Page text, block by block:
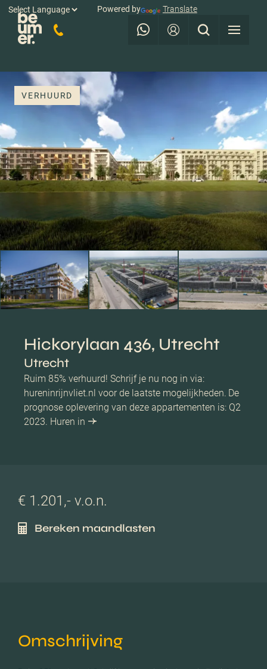
Powered by Translate
VERHUURD
Hickorylaan 436, Utrecht
Utrecht
Ruim 85% verhuurd! Schrijf je nu nog in via:
hureninrijnvliet.nl voor de laatste mogelijkheden. De
prognose oplevering van deze appartementen is: Q2
2023. Huren in
€ 1.201,- v.o.n.
Bereken maandlasten
Omschrijving